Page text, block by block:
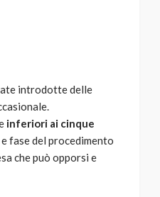
introdotte delle
inferiori ai cinque
fase del procedimento
che può opporsi e
mondiale e
per
la stessa causa